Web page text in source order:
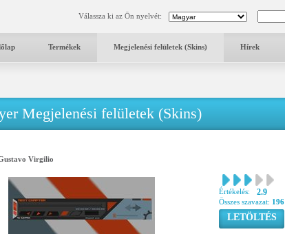
Válassza ki az Ön nyelvét:
Termékek Megjelenési felületek (Skins) Hírek
Megjelenési felületek (Skins)
Virgilio
Értékelés: 2.9
Összes szavazat: 196
LETÖLTÉS